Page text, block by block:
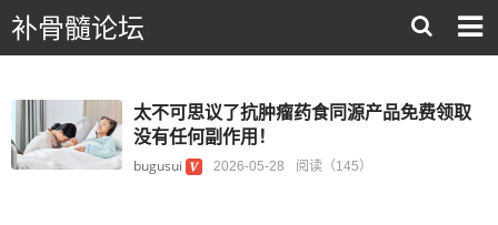
补骨髓论坛
太不可思议了抗肿瘤药食同源产品免费领取
没有任何副作用！
bugusui 2026-05-28 阅读（145）